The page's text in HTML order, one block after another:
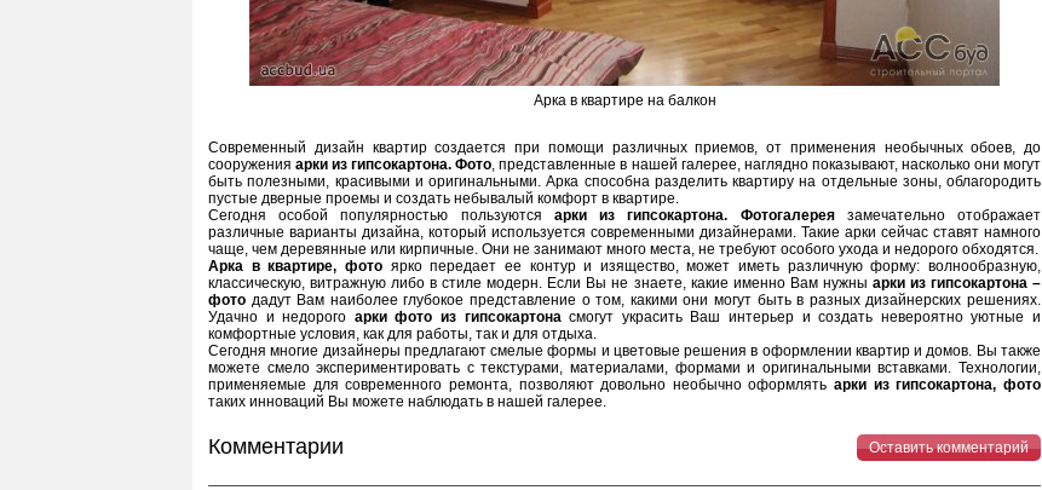
Арка в квартире на балкон
Современный дизайн квартир создается при помощи различных приемов, от применения необычных обоев, до
сооруженияарки из гипсокартона. Фото, представленные в нашей галерее, наглядно показывают, насколько они могут
быть полезными, красивыми и оригинальными. Арка способна разделить квартиру на отдельные зоны, облагородить
пустые дверные проемы и создать небывалый комфорт в квартире.
Сегодня особой популярностью пользуются арки из гипсокартона. Фотогалереязамечательно отображает
различные варианты дизайна, который используется современными дизайнерами. Такие арки сейчас ставят намного
чаще, чем деревянные или кирпичные. Они не занимают много места, не требуют особого ухода и недорого обходятся.
Арка в квартире, фотоярко передает ее контур и изящество, может иметь различную форму: волнообразную,
классическую, витражную либо в стиле модерн. Если Вы не знаете, какие именно Вам нужны арки из гипсокартона –
фото дадут Вам наиболее глубокое представление о том, какими они могут быть в разных дизайнерских решениях.
Удачно и недорого арки фото из гипсокартонасмогут украсить Ваш интерьер и создать невероятно уютные и
комфортные условия, как для работы, так и для отдыха.
Сегодня многие дизайнеры предлагают смелые формы и цветовые решения в оформлении квартир и домов. Вы также
можете смело экспериментировать с текстурами, материалами, формами и оригинальными вставками. Технологии,
применяемые для современного ремонта, позволяют довольно необычно оформлятьарки из гипсокартона, фото
таких инноваций Вы можете наблюдать в нашей галерее.
Комментарии Оставить комментарий